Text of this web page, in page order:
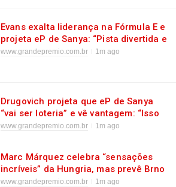
Evans exalta liderança na Fórmula E e
projeta eP de Sanya: “Pista divertida e
desafiadora”
www.grandepremio.com.br 1m ago
Drugovich projeta que eP de Sanya
“vai ser loteria” e vê vantagem: “Isso
me favorece”
www.grandepremio.com.br 1m ago
Marc Márquez celebra “sensações
incríveis” da Hungria, mas prevê Brno
diferente: “Exigente”
www.grandepremio.com.br 1m ago